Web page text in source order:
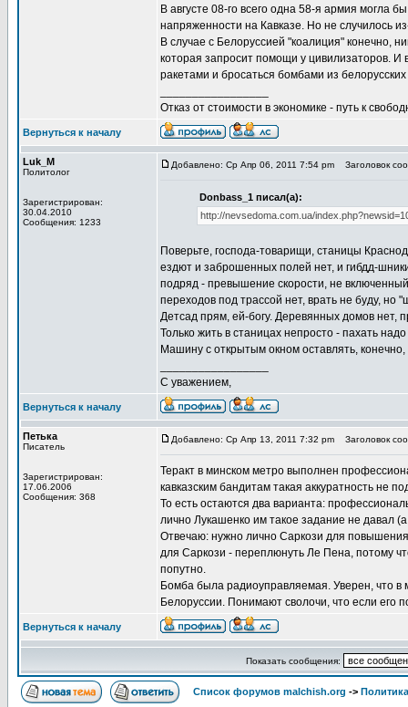
В августе 08-го всего одна 58-я армия могла
напряженности на Кавказе. Но не случилось
В случае с Белоруссией "коалиция" конечно,
которая запросит помощи у цивилизаторов.
ракетами и бросаться бомбами из
Отказ от стоимости в экономике - путь к
Вернуться к началу
Luk_M
Политолог
Зарегистрирован:
30.04.2010
Сообщения: 1233
Добавлено: Ср Апр 06, 2011 7:54 pm Заголовок
Donbass_1 писал(а):
http://nevsedoma.com.ua/
Поверьте, господа-товарищи, станицы
ездют и заброшенных полей нет, и гибдд-
подряд - превышение скорости, не
переходов под трассой нет, врать не буду,
Детсад прям, ей-богу. Деревянных домов нет,
Только жить в станицах непросто - пахать
Машину с открытым окном оставлять,
С уважением,
Вернуться к началу
Петька
Писатель
Зарегистрирован:
17.06.2006
Сообщения: 368
Добавлено: Ср Апр 13, 2011 7:32 pm Заголовок
Теракт в минском метро выполнен
кавказским бандитам такая аккуратность не
То есть остаются два варианта:
лично Лукашенко им такое задание не давал
Отвечаю: нужно лично Саркози для
для Саркози - переплюнуть Ле Пена, потому
попутно.
Бомба была радиоуправляемая. Уверен, что в
Белоруссии. Понимают сволочи, что если его
Вернуться к началу
Показать сообщения:
Список форумов malchish.org ->